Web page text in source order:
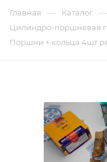
Главная — Каталог —
Цилиндро-поршневая
Поршни + кольца 4шт